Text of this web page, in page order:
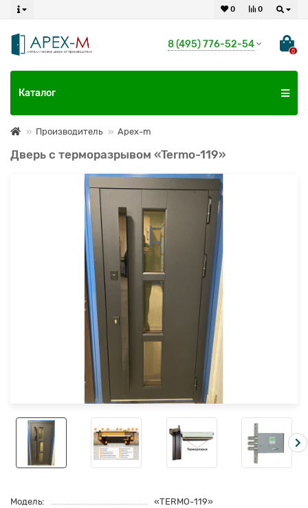
0
0
8 (495) 776-52-54
0
Каталог
Производитель Apex-m
Дверь с терморазрывом «Termo-119»
Модель:
«TERMO-119»